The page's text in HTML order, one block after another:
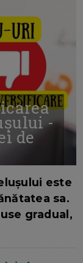
-
de
este
sa.
gradual,